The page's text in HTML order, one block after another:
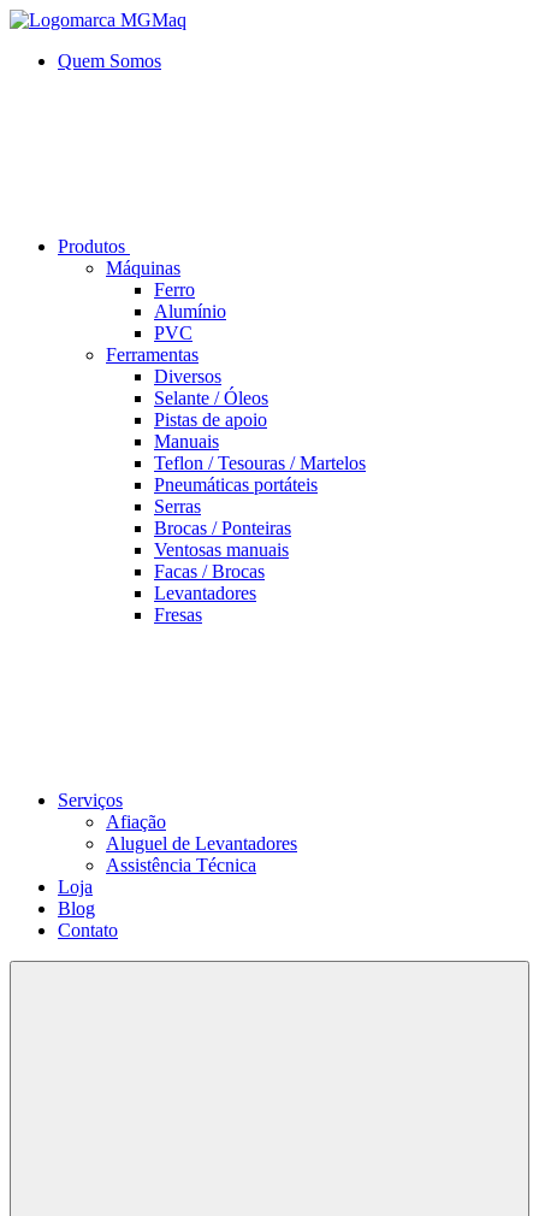
Quem Somos
Produtos
Máquinas
Ferro
Alumí­nio
PVC
Ferramentas
Diversos
Selante / Óleos
Pistas de apoio
Manuais
Teflon / Tesouras / Martelos
Pneumáticas portáteis
Serras
Brocas / Ponteiras
Ventosas manuais
Facas / Brocas
Levantadores
Fresas
Serviços
Afiação
Aluguel de Levantadores
Assistência Técnica
Loja
Blog
Contato